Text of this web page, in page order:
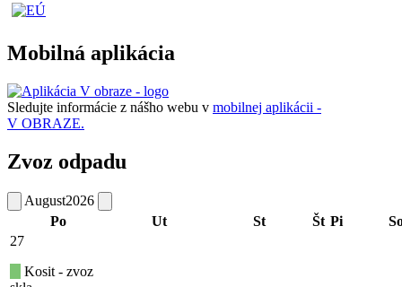
Mobilná aplikácia
Sledujte informácie z nášho webu v mobilnej aplikácii -
V OBRAZE.
Zvoz odpadu
August2026
Po
Ut St Št Pi
27
Kosit - zvoz